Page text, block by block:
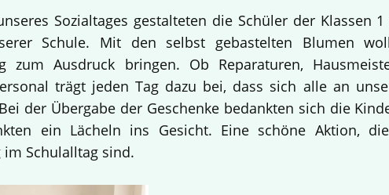
Sozialtages gestalteten die Schüler der Klassen
Schule. Mit den selbst gebastelten Blumen
zum Ausdruck bringen. Ob Reparaturen,
trägt jeden Tag dazu bei, dass sich alle an
der Übergabe der Geschenke bedankten sich die
ein Lächeln ins Gesicht. Eine schöne Aktion,
im Schulalltag sind.